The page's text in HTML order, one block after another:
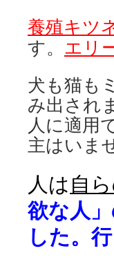
養殖キツ
す。 エリ
犬も猫も
み出され
人に適用
主はいま
人は 自
欲な人 」
した。